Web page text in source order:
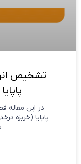
تشخیص
در این مقاله
پاپایا (خربزه